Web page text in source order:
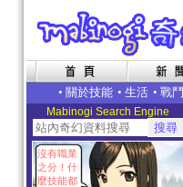
• 關於技能 • 生活 • 戰鬥
Mabinogi Search Engine
沒有職業
之分！什
麼技能都